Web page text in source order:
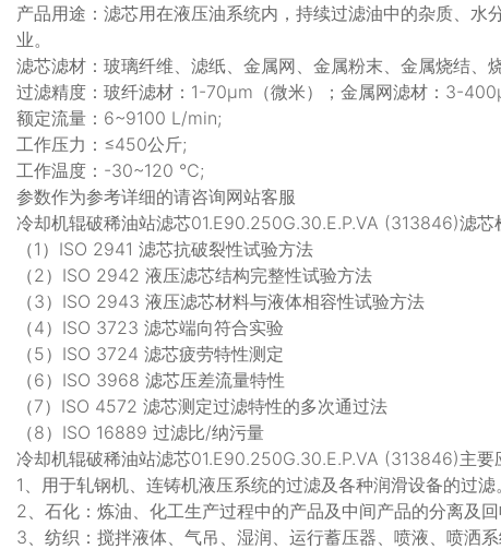
产品用途：滤芯用在液压油系统内，持续过滤油中的杂质、
业。
滤芯滤材：玻璃纤维、滤纸、金属网、金属粉末、金属烧结、烧
过滤精度：玻纤滤材：1-70μm（微米）；金属网滤材：3-
额定流量：6~9100 L/min;
工作压力：≤450公斤;
工作温度：-30~120 ℃;
参数作为参考详细的请咨询网站客服
冷却机辊破稀油站滤芯01.E90.250G.30.E.P.VA (313846)滤芯
（1）ISO 2941 滤芯抗破裂性试验方法
（2）ISO 2942 液压滤芯结构完整性试验方法
（3）ISO 2943 液压滤芯材料与液体相容性试验方法
（4）ISO 3723 滤芯端向符合实验
（5）ISO 3724 滤芯疲劳特性测定
（6）ISO 3968 滤芯压差流量特性
（7）ISO 4572 滤芯测定过滤特性的多次通过法
（8）ISO 16889 过滤比/纳污量
冷却机辊破稀油站滤芯01.E90.250G.30.E.P.VA (313846)主要
1、用于轧钢机、连铸机液压系统的过滤及各种润滑设备的过滤。
2、石化：炼油、化工生产过程中的产品及中间产品的分离及
3、纺织：搅拌液体、气吊、湿润、运行蓄压器、喷液、喷洒